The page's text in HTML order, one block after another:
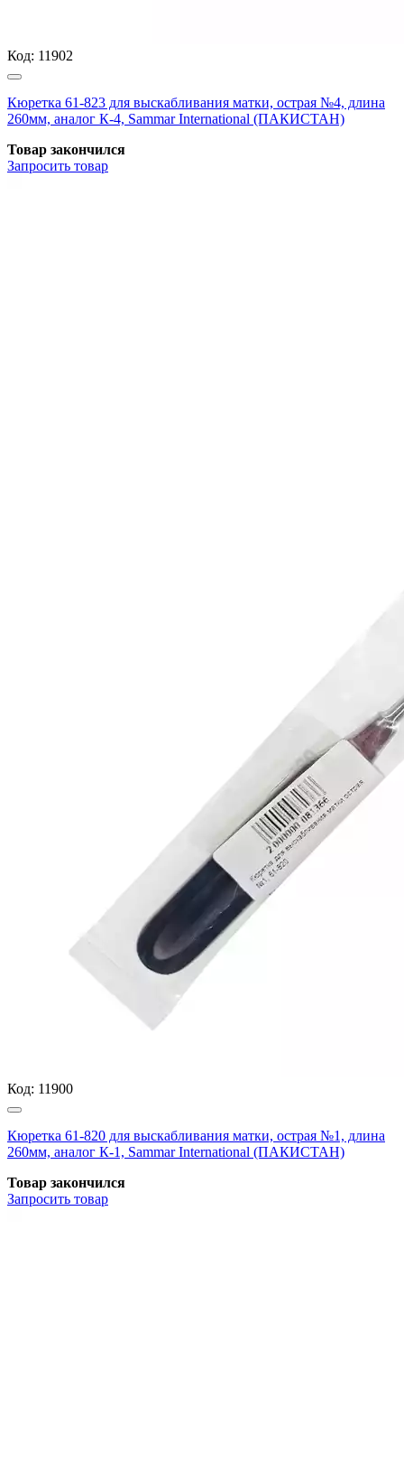
Код: 11902
Кюретка 61-823 для выскабливания матки, острая №4, длина
260мм, аналог К-4, Sammar International (ПАКИСТАН)
Товар закончился
Запросить товар
Код: 11900
Кюретка 61-820 для выскабливания матки, острая №1, длина
260мм, аналог К-1, Sammar International (ПАКИСТАН)
Товар закончился
Запросить товар